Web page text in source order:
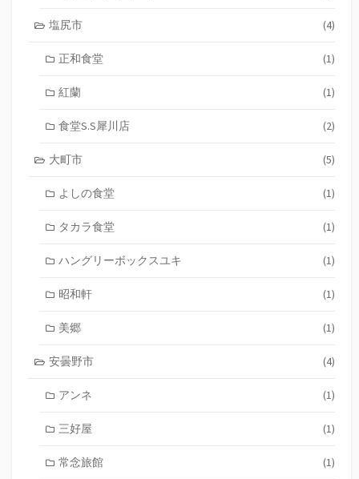
塩尻市 (4)
正和食堂 (1)
紅蘭 (1)
食堂S.S犀川店 (2)
大町市 (5)
よしの食堂 (1)
タカラ食堂 (1)
ハングリーボックスユキ (1)
昭和軒 (1)
美郷 (1)
安曇野市 (4)
アンネ (1)
三好屋 (1)
常念旅館 (1)